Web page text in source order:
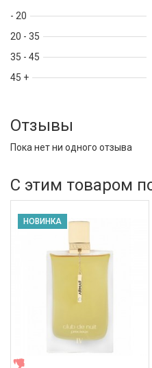
- 20
20 - 35
35 - 45
45 +
Отзывы
Пока нет ни одного отзыва
С этим товаром
НОВИНКА